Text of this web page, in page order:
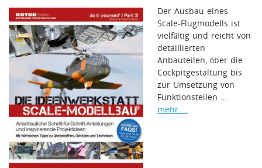
Der Ausbau eines
Scale-Flugmodells ist
vielfältig und reicht von
detaillierten
Anbauteilen, über die
Cockpitgestaltung bis
zur Umsetzung von
Funktionsteilen …
mehr …